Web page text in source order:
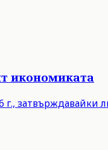
икономиката
затвърждавайки